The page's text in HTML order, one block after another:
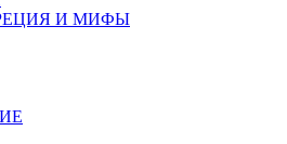
И МИФЫ